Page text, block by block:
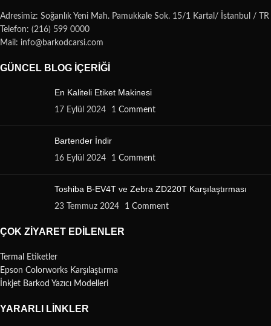
Adresimiz: Soğanlık Yeni Mah. Pamukkale Sok. 15/1 Kartal/ İstanbul / TR
Telefon: (216) 599 0000
Mail: info@barkodcarsi.com
GÜNCEL BLOG İÇERIĞI
En Kaliteli Etiket Makinesi
17 Eylül 2024 1 Comment
Bartender İndir
16 Eylül 2024 1 Comment
Toshiba B-EV4T ve Zebra ZD220T Karşılaştırması
23 Temmuz 2024 1 Comment
ÇOK ZIYARET EDILENLER
Termal Etiketler
Epson Colorworks Karşılaştırma
İnkjet Barkod Yazıcı Modelleri
YARARLI LINKLER